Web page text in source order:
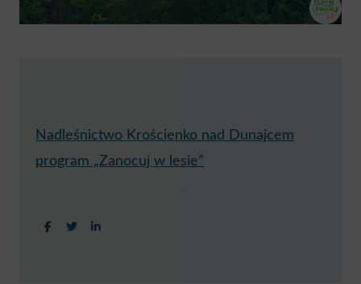
Nadleśnictwo Krościenko nad Dunajcem
program „Zanocuj w lesie”